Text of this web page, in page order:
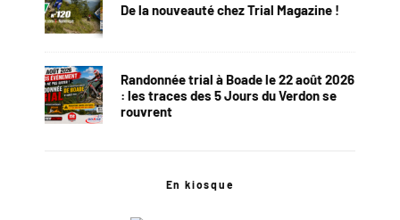
De la nouveauté chez Trial Magazine !
Randonnée trial à Boade le 22 août 2026
: les traces des 5 Jours du Verdon se
rouvrent
En kiosque